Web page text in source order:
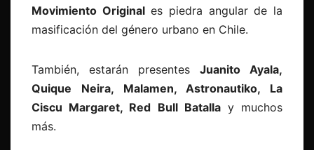
Movimiento Originales piedra angular de la
masificación del género urbano en Chile.
También, estarán presentes Juanito Ayala,
Quique Neira, Malamen, Astronautiko, La
Ciscu Margaret, Red Bull Batallay muchos
más.